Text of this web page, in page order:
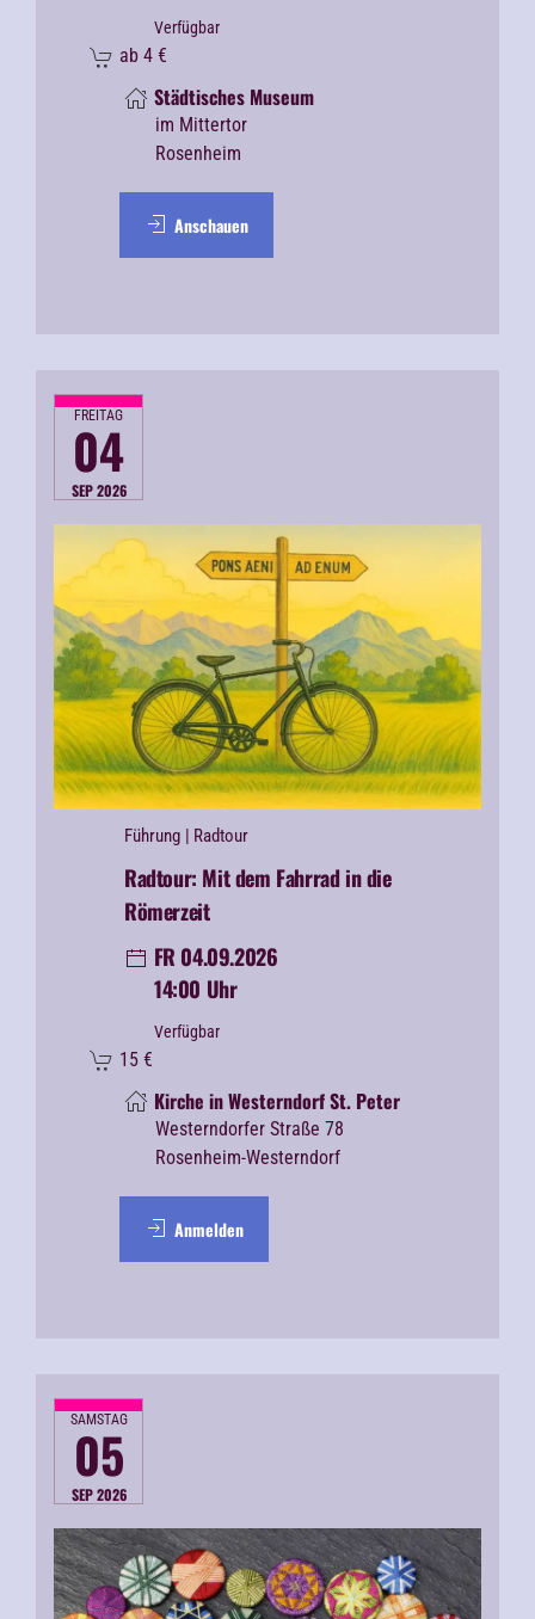
Verfügbar
ab 4 €
Städtisches Museum
im Mittertor
Rosenheim
Anschauen
FREITAG
04
SEP 2026
Führung | Radtour
Radtour: Mit dem Fahrrad in die
Römerzeit
FR 04.09.2026
14:00 Uhr
Verfügbar
15 €
Kirche in Westerndorf St. Peter
Westerndorfer Straße 78
Rosenheim-Westerndorf
Anmelden
SAMSTAG
05
SEP 2026